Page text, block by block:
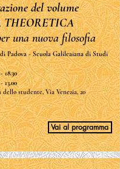
del volume
THEORETICA
una nuova filosofia
Padova - Scuola Galileaiana di Studi
18.30
13.00
studente, Via Venezia, 20
Vai al programma